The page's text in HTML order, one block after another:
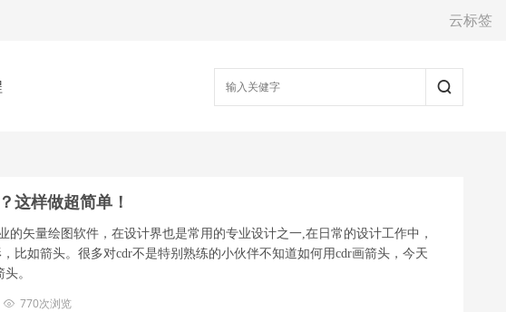
云标签
这样做超简单！
的矢量绘图软件，在设计界也是常用的专业设计之一,在日常的设计工作中，
比如箭头。很多对cdr不是特别熟练的小伙伴不知道如何用cdr画箭头，今天
。
770次浏览